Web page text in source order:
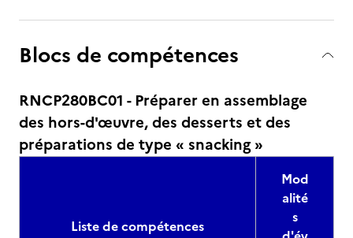
Blocs de compétences
RNCP280BC01 - Préparer en assemblage
des hors-d'œuvre, des desserts et des
préparations de type « snacking »
Liste de compétences
Mod
alité
s